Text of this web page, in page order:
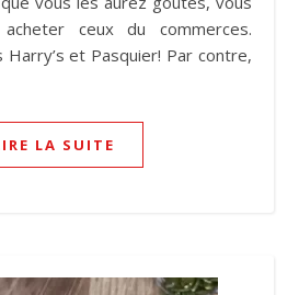
ceux du commerces.
et Pasquier! Par contre,
LA SUITE